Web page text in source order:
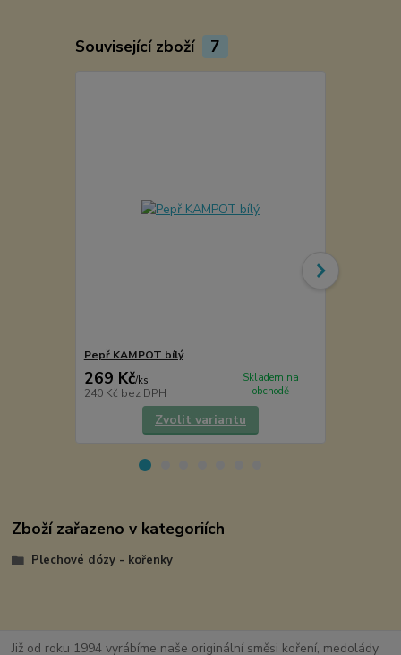
Související zboží 7
Pepř KAMPOT bílý
269 Kč/ks
240 Kč bez DPH
Skladem na
obchodě
Zvolit variantu
Zboží zařazeno v kategoriích
Plechové dózy - kořenky
Již od roku 1994 vyrábíme naše originální směsi koření, medolády